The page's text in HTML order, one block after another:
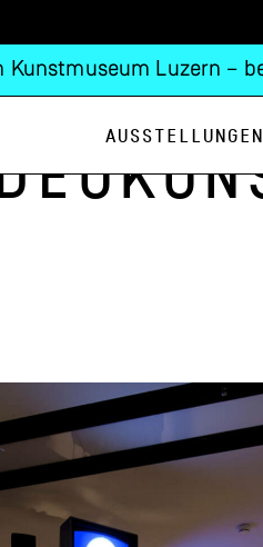
Kunstmuseum Luzern –
Ausstellungen